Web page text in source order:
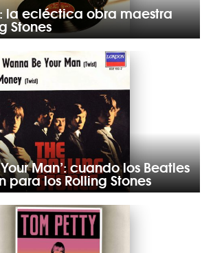
la ecléctica obra maestra
Stones
Man’: cuando los Beatles
para los Rolling Stones